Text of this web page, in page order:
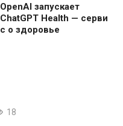
OpenAI запускает
ChatGPT Health — серви
с о здоровье
18